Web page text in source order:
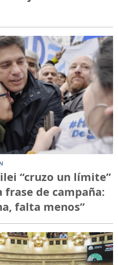
“cruzo un límite”
de campaña:
falta menos”